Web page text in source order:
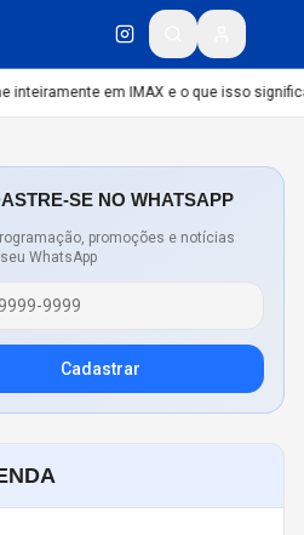
em IMAX e o que isso significa
SE NO WHATSAPP
promoções e notícias
WhatsApp
Cadastrar